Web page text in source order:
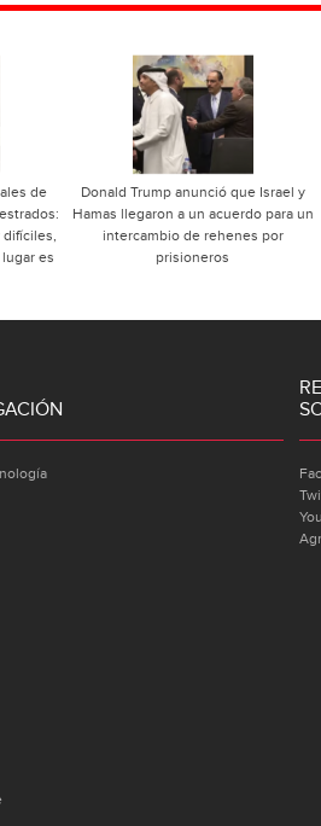
de
difíciles,
es
Donald Trump anunció que Israel y
Hamas llegaron a un acuerdo para un
intercambio de rehenes por
prisioneros